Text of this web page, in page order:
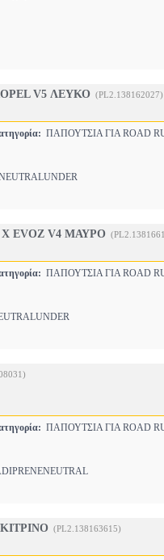
V5 ΛΕΥΚΟ (PL2.138162027)
ΠΑΠΟΥΤΣΙΑ ΓΙΑ ROAD
X EVOZ V4 ΜΑΥΡΟ
ΠΑΠΟΥΤΣΙΑ ΓΙΑ ROAD
ΠΑΠΟΥΤΣΙΑ ΓΙΑ ROAD
(PL2.138163615)